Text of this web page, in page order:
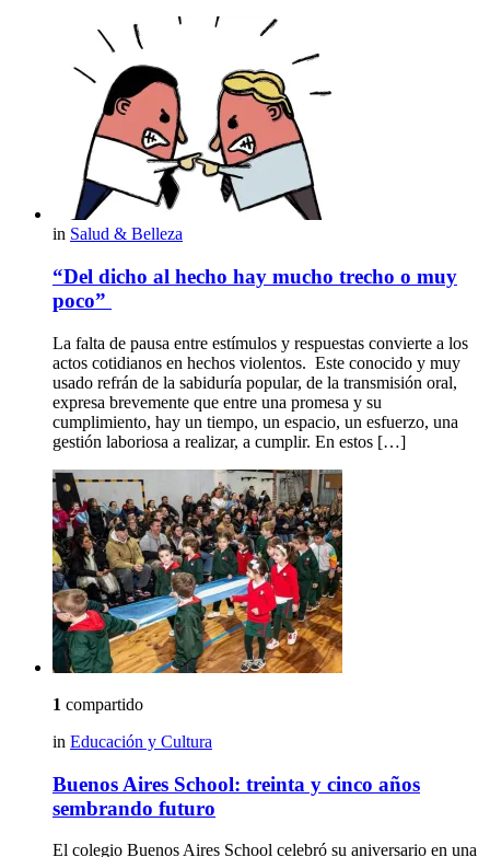
in Salud & Belleza
“Del dicho al hecho hay mucho trecho o muy
poco”
La falta de pausa entre estímulos y respuestas convierte a los
actos cotidianos en hechos violentos. Este conocido y muy
usado refrán de la sabiduría popular, de la transmisión oral,
expresa brevemente que entre una promesa y su
cumplimiento, hay un tiempo, un espacio, un esfuerzo, una
gestión laboriosa a realizar, a cumplir. En estos […]
1 compartido
in Educación y Cultura
Buenos Aires School: treinta y cinco años
sembrando futuro
El colegio Buenos Aires School celebró su aniversario en una